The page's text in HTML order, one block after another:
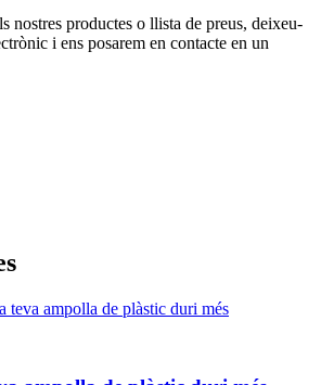
nostres productes o llista de preus, deixeu-
i ens posarem en contacte en un